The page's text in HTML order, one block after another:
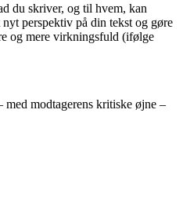
du skriver, og til hvem, kan
perspektiv på din tekst og gøre
og mere virkningsfuld (ifølge
modtagerens kritiske øjne –